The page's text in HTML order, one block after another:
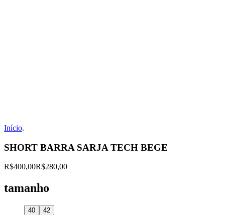
Início.
SHORT BARRA SARJA TECH BEGE
R$400,00R$280,00
tamanho
40 42